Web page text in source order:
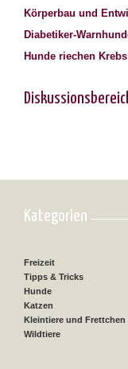
Körperbau und
Diabetiker-
Hunde riechen
Kategorien
Freizeit
Tipps & Tricks
Hunde
Katzen
Kleintiere und Frettchen
Wildtiere